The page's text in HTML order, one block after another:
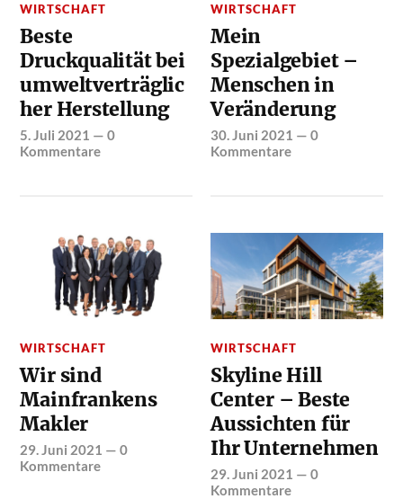
WIRTSCHAFT
Beste
Druckqualität bei
umweltverträglic
her Herstellung
5. Juli 2021 —0
Kommentare
WIRTSCHAFT
Mein
Spezialgebiet –
Menschen in
Veränderung
30. Juni 2021 —0
Kommentare
WIRTSCHAFT
Wir sind
Mainfrankens
Makler
29. Juni 2021 —0
Kommentare
WIRTSCHAFT
Skyline Hill
Center – Beste
Aussichten für
Ihr Unternehmen
29. Juni 2021 —0
Kommentare